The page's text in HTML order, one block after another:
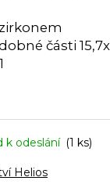
části
k odeslání (1 ks)
Helios